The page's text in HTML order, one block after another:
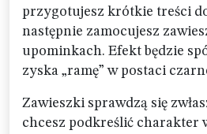
przygotujesz krótkie treści
następnie zamocujesz
upominkach. Efekt będzie
zyska „ramę” w postaci
Zawieszki sprawdzą się
chcesz podkreślić charakter